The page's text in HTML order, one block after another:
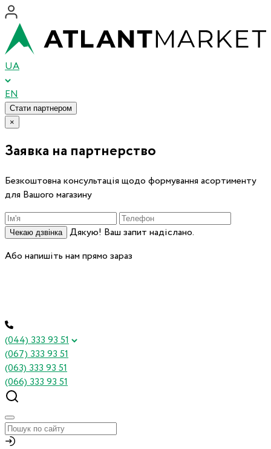
UA
EN
Стати партнером
×
Заявка на партнерство
Безкоштовна консультація щодо формування асортименту
для Вашого магазину
Чекаю дзвінка
Дякую! Ваш запит надіслано.
Або напишіть нам прямо зараз
(044) 333 93 51
(067) 333 93 51
(063) 333 93 51
(066) 333 93 51